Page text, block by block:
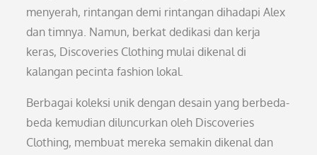
menyerah, rintangan demi rintangan dihadapi Alex
dan timnya. Namun, berkat dedikasi dan kerja
keras, Discoveries Clothing mulai dikenal di
kalangan pecinta fashion lokal.
Berbagai koleksi unik dengan desain yang berbeda-
beda kemudian diluncurkan oleh Discoveries
Clothing, membuat mereka semakin dikenal dan